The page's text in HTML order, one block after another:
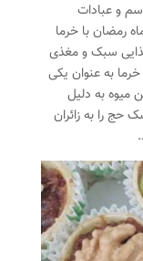
و عبادات
رمضان با خرما
غذایی سبک و مغذی
به عنوان یکی
میوه به دلیل
حج را به زائران